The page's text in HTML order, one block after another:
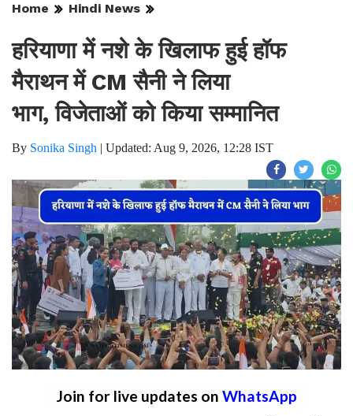
Home Hindi News
हरियाणा में नशे के खिलाफ हुई हॉफ
मैराथन में CM सैनी ने लिया
भाग, विजेताओं को किया सम्मानित
By Sonika Singh | Updated: Aug 9, 2026, 12:28 IST
Join for live updates on WhatsApp